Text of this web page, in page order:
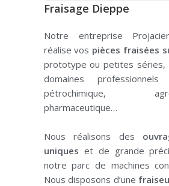
Fraisage Dieppe
Notre entreprise
réalise vos pièces fraisées
prototype ou petites séries,
domaines
pétrochimique, agro-
pharmaceutique…
Nous réalisons des
uniques et de grande
notre parc de machines
Nous disposons d’une